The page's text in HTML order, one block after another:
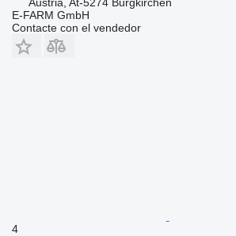
E-FARM GmbH
Contacte con el vendedor
4